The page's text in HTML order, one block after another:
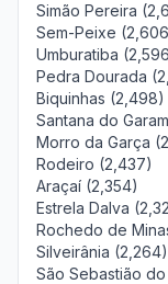
Simão Pereira
Sem-Peixe
Umburatiba
Pedra Dourada
Biquinhas (2,498)
Santana do
Morro da Garça
Rodeiro (2,437)
Araçaí (2,354)
Estrela Dalva
Rochedo de
Silveirânia (2,264)
São Sebastião